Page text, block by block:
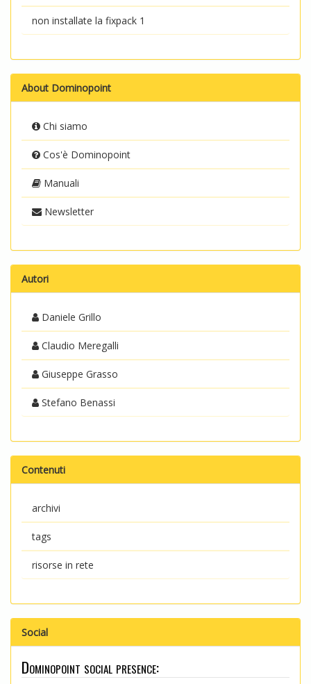
non installate la fixpack 1
About Dominopoint
Chi siamo
Cos'è Dominopoint
Manuali
Newsletter
Autori
Daniele Grillo
Claudio Meregalli
Giuseppe Grasso
Stefano Benassi
Contenuti
archivi
tags
risorse in rete
Social
Dominopoint social presence: